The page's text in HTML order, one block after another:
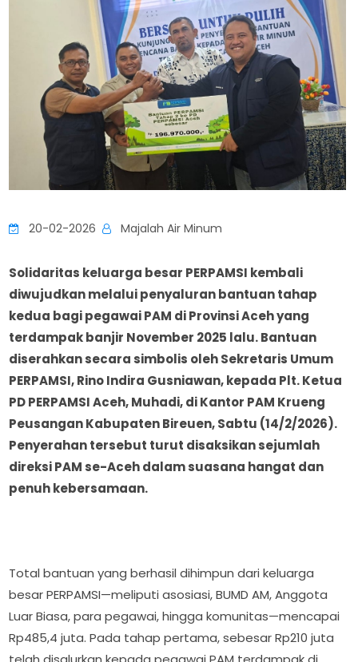
20-02-2026 Majalah Air Minum
Solidaritas keluarga besar PERPAMSI kembali
diwujudkan melalui penyaluran bantuan tahap
kedua bagi pegawai PAM di Provinsi Aceh yang
terdampak banjir November 2025 lalu. Bantuan
diserahkan secara simbolis oleh Sekretaris Umum
PERPAMSI, Rino Indira Gusniawan, kepada Plt. Ketua
PD PERPAMSI Aceh, Muhadi, di Kantor PAM Krueng
Peusangan Kabupaten Bireuen, Sabtu (14/2/2026).
Penyerahan tersebut turut disaksikan sejumlah
direksi PAM se-Aceh dalam suasana hangat dan
penuh kebersamaan.
Total bantuan yang berhasil dihimpun dari keluarga
besar PERPAMSI—meliputi asosiasi, BUMD AM, Anggota
Luar Biasa, para pegawai, hingga komunitas—mencapai
Rp485,4 juta. Pada tahap pertama, sebesar Rp210 juta